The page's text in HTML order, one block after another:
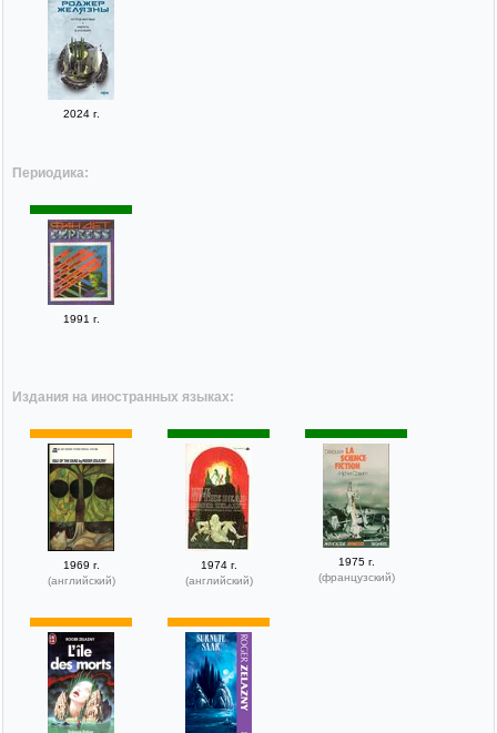
2024 г.
Периодика:
1991 г.
Издания на иностранных языках:
1969 г.
(английский)
1974 г.
(английский)
1975 г.
(французский)